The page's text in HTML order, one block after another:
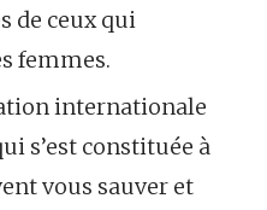
de ceux qui
femmes.
internationale
s’est constituée à
vous sauver et